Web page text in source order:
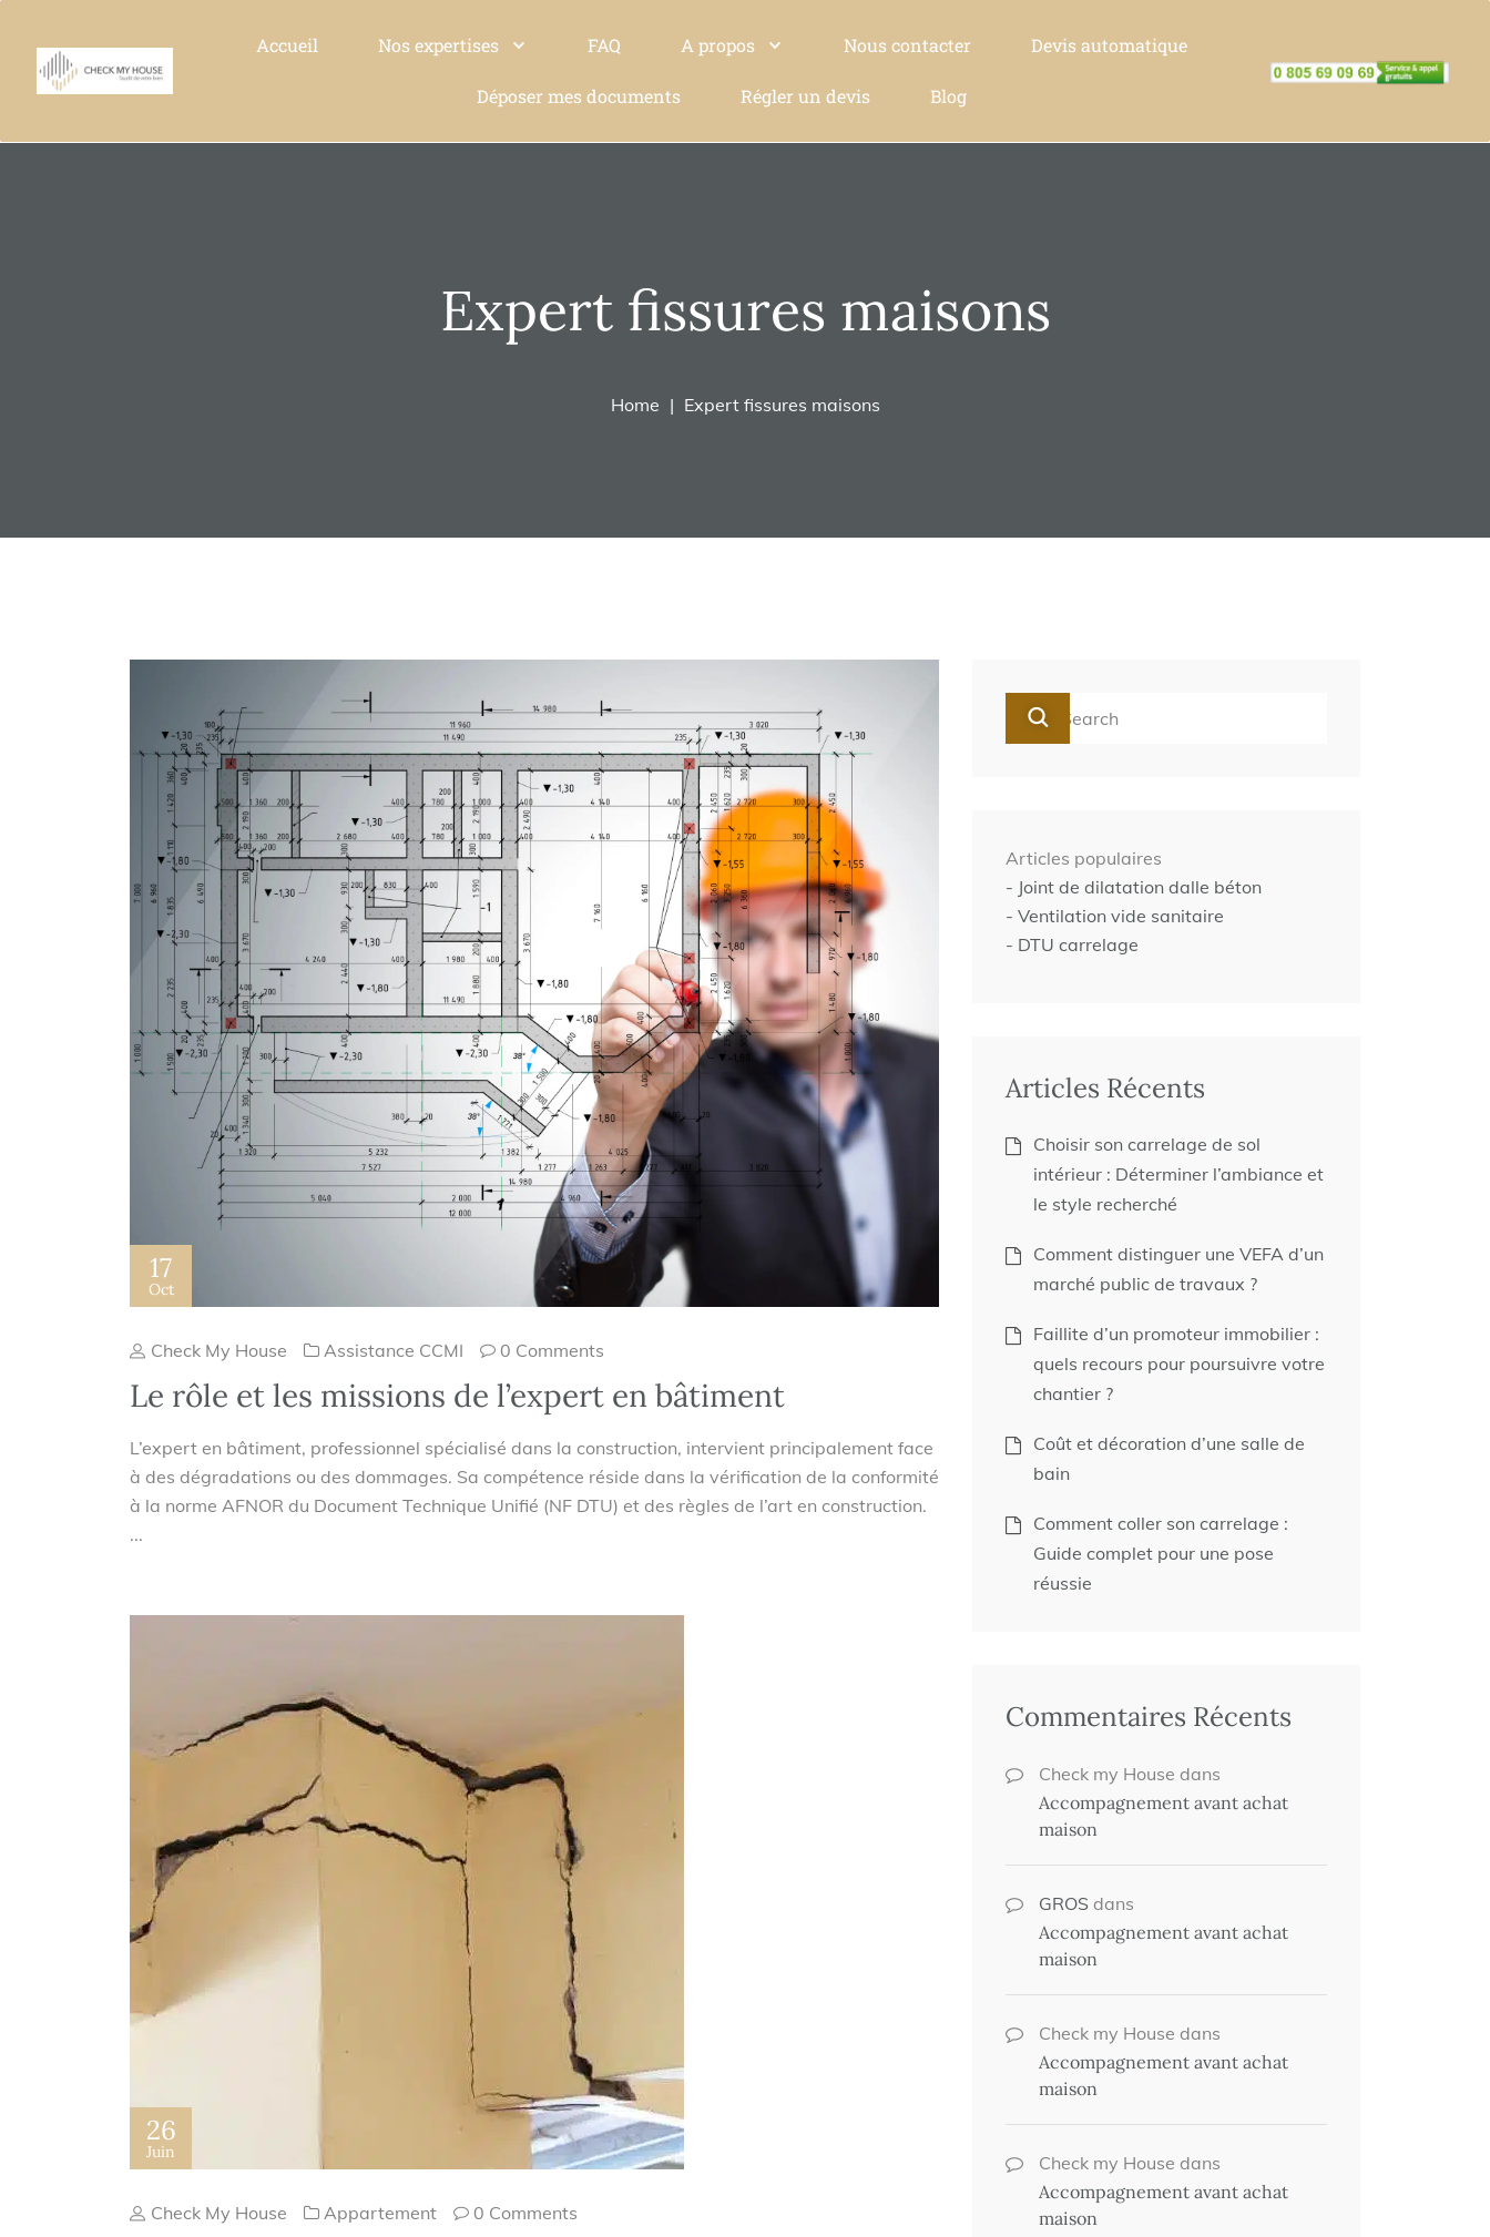
Accueil Nos expertises FAQ A propos Nous contacter Devis automatique
Déposer mes documents Régler un devis Blog
Expert fissures maisons
Home Expert fissures maisons
17
Oct
Check My House Assistance CCMI 0 Comments
Le rôle et les missions de l’expert en bâtiment
L’expert en bâtiment, professionnel spécialisé dans la construction, intervient principalement face
à des dégradations ou des dommages. Sa compétence réside dans la vérification de la conformité
à la norme AFNOR du Document Technique Unifié (NF DTU) et des règles de l’art en construction.
...
26
Juin
Check My House Appartement 0 Comments
Articles populaires
- Joint de dilatation dalle béton
- Ventilation vide sanitaire
- DTU carrelage
Articles Récents
Choisir son carrelage de sol
intérieur : Déterminer l’ambiance et
le style recherché
Comment distinguer une VEFA d’un
marché public de travaux ?
Faillite d’un promoteur immobilier :
quels recours pour poursuivre votre
chantier ?
Coût et décoration d’une salle de
bain
Comment coller son carrelage :
Guide complet pour une pose
réussie
Commentaires Récents
Check my House dans
Accompagnement avant achat
maison
GROS dans
Accompagnement avant achat
maison
Check my House dans
Accompagnement avant achat
maison
Check my House dans
Accompagnement avant achat
maison